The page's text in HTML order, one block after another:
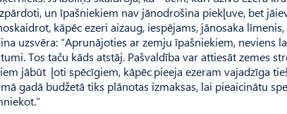
un īpašniekiem nav jānodrošina piekļuve, bet
kāpēc ezeri aizaug, iespējams, jānosaka
uzsvēra: “Aprunājoties ar zemju īpašniekiem, neviens
Tos taču kāds atstāj. Pašvaldība var attiesāt zemes
jābūt ļoti spēcīgiem, kāpēc pieeja ezeram vajadzīga
gadā budžetā tiks plānotas izmaksas, lai pieaicinātu